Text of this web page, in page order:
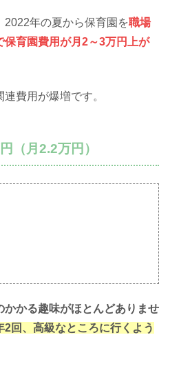
年の夏から保育園を職場
育園費用が月2～3万円上が
費用が爆増です。
（月2.2万円）
かかる趣味がほとんどありませ
2回、高級なところに行くよう